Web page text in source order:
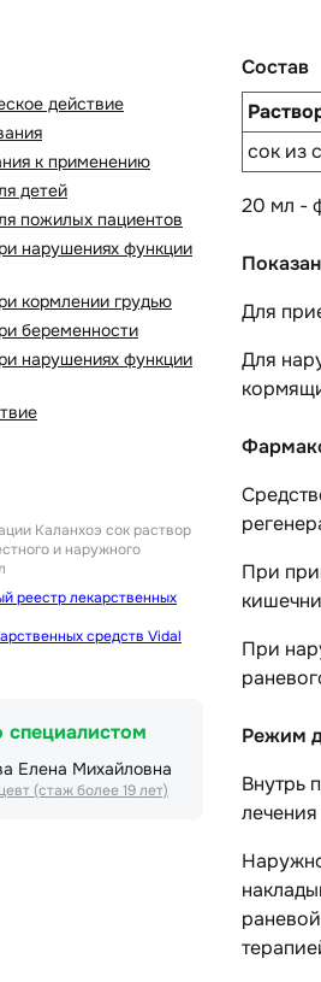
действие
к применению
детей
пожилых пациентов
нарушениях функции
кормлении грудью
беременности
нарушениях функции
Каланхоэ сок раствор
и наружного
реестр лекарственных
средств Vidal
специалистом
Елена Михайловна
(стаж более 19 лет)
Состав
сок из
20 мл -
Для
Для
При
При
Режим
Внутрь